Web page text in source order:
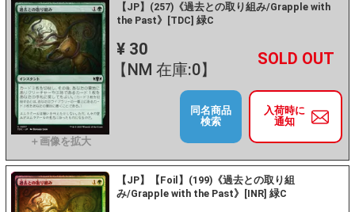
【JP】(257)《過去との取り組み/Grapple with
the Past》[TDC] 緑C
¥ 30
【NM 在庫:0】
－ +
入荷時に
通知
同名商品
検索
【JP】【Foil】(199)《過去との取り組
み/Grapple with the Past》[INR] 緑C